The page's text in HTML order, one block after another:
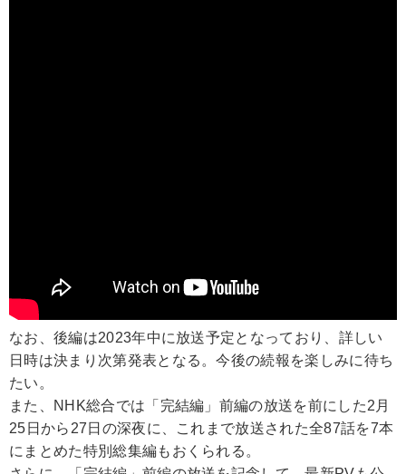
なお、後編は2023年中に放送予定となっており、詳しい
日時は決まり次第発表となる。今後の続報を楽しみに待ち
たい。
また、NHK総合では「完結編」前編の放送を前にした2月
25日から27日の深夜に、これまで放送された全87話を7本
にまとめた特別総集編もおくられる。